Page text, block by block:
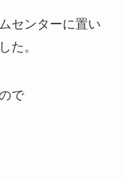
センターに置い
た。
で